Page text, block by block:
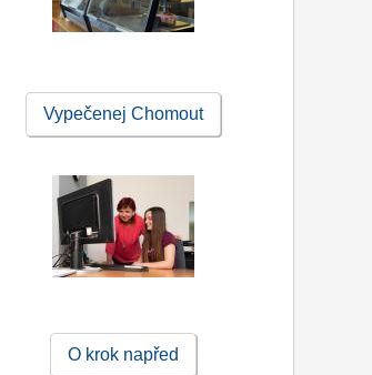
Vypečenej Chomout
O krok napřed